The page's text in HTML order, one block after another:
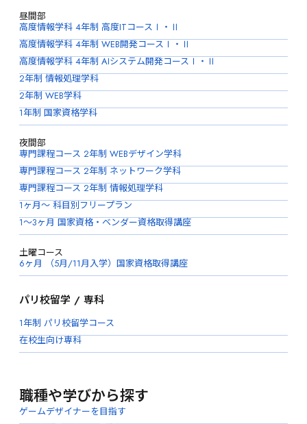
昼間部
高度情報学科 4年制 高度ITコースⅠ・Ⅱ
高度情報学科 4年制 WEB開発コースⅠ・Ⅱ
高度情報学科 4年制 AIシステム開発コースⅠ・Ⅱ
2年制 情報処理学科
2年制 WEB学科
1年制 国家資格学科
夜間部
専門課程コース 2年制 WEBデザイン学科
専門課程コース 2年制 ネットワーク学科
専門課程コース 2年制 情報処理学科
1ヶ月〜 科目別フリープラン
1〜3ヶ月 国家資格・ベンダー資格取得講座
土曜コース
6ヶ月 （5月/11月入学）国家資格取得講座
パリ校留学 / 専科
1年制 パリ校留学コース
在校生向け専科
職種や学びから探す
ゲームデザイナーを目指す